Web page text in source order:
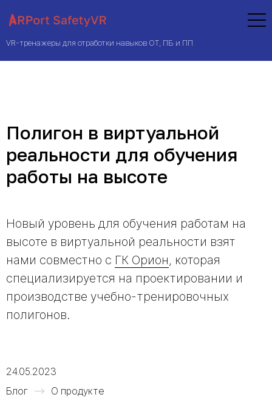
VR-тренажеры для отработки навыков ОТ, ПБ и ПП
Полигон в виртуальной
реальности для обучения
работы на высоте
Новый уровень для обучения работам на
высоте в виртуальной реальности взят
нами совместно с ГК Орион, которая
специализируется на проектировании и
производстве учебно-тренировочных
полигонов.
24.05.2023
Блог
О продукте